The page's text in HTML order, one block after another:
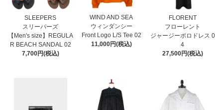
SLEEPERS
スリーパーズ
【Men's size】REGULA
R BEACH SANDAL 02
7,700円(税込)
WIND AND SEA
ウィンダンシー
Front Logo L/S Tee 02
11,000円(税込)
FLORENT
フローレント
ジャージーポロドレス 0
4
27,500円(税込)